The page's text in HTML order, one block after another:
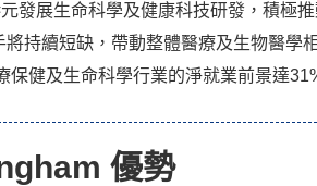
發展生命科學及健康科技研發，積極
持續短缺，帶動整體醫療及生物醫學
保健及生命科學行業的淨就業前景達
優勢